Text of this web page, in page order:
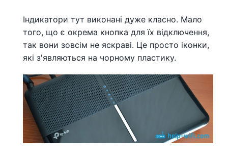
Індикатори тут виконані дуже класно. Мало
того, що є окрема кнопка для їх відключення,
так вони зовсім не яскраві. Це просто іконки,
які з'являються на чорному пластику.